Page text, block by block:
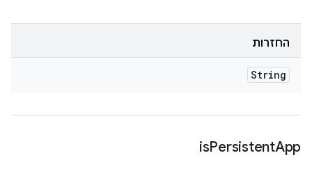
החזרות
String
isPersistentApp